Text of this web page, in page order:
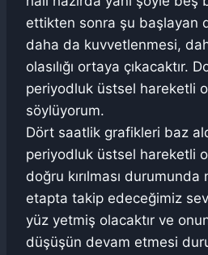
ettikten sonra şu başlayan
daha da kuvvetlenmesi,
olasılığı ortaya çıkacaktır.
periyodluk üstsel hareketli
söylüyorum.
Dört saatlik grafikleri baz
periyodluk üstsel hareketli
doğru kırılması
etapta takip edeceğimiz
yüz yetmiş olacaktır ve
düşüşün devam etmesi